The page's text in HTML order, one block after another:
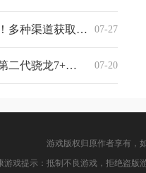
07-27
格，享受高额专属返利
07-20
何赋能终端侧AI？
游戏版权归原作者享有，
游戏提示：抵制不良游戏，拒绝盗版